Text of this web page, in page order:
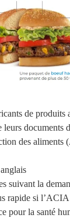
de produits
documents
des aliments
suivant la
rapide si l’ACIA
pour la santé